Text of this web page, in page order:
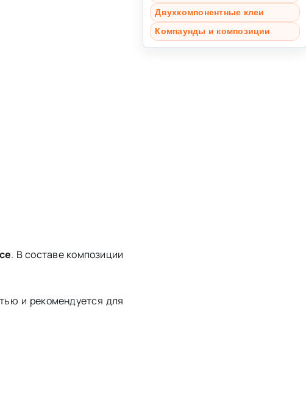
. В составе композиции
и рекомендуется для
Двухкомпонентные клеи
Компаунды и композиции